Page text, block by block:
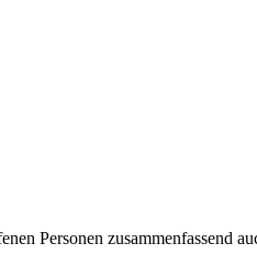
Personen zusammenfassend